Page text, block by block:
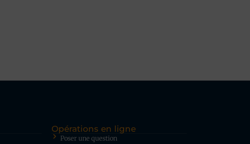
Opérations en ligne
Poser une question